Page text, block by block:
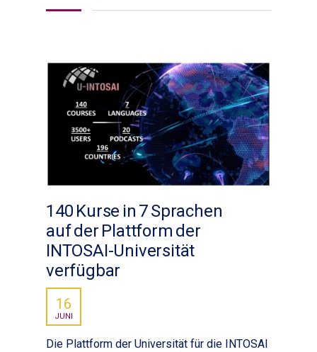
140 Kurse in 7 Sprachen
auf der Plattform der
INTOSAI-Universität
verfügbar
16
JUNI
Die Plattform der Universität für die INTOSAI